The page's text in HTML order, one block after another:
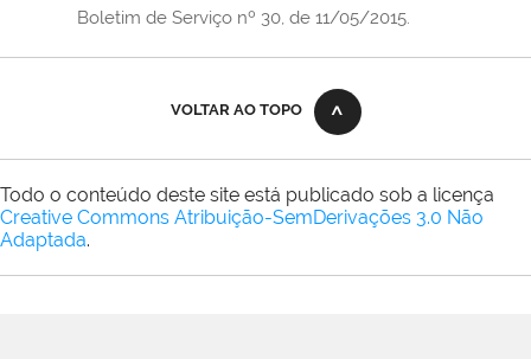
Boletim de Serviço nº 30, de 11/05/2015.
VOLTAR AO TOPO
Todo o conteúdo deste site está publicado sob a licença
Creative Commons Atribuição-SemDerivações 3.0 Não
Adaptada.